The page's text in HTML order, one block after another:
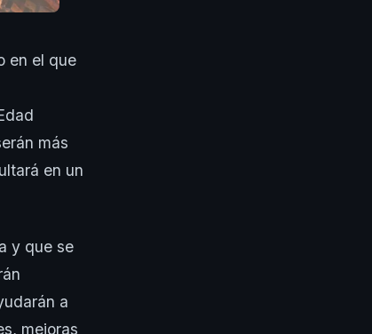
en el que
más
en un
y que se
a
mejoras